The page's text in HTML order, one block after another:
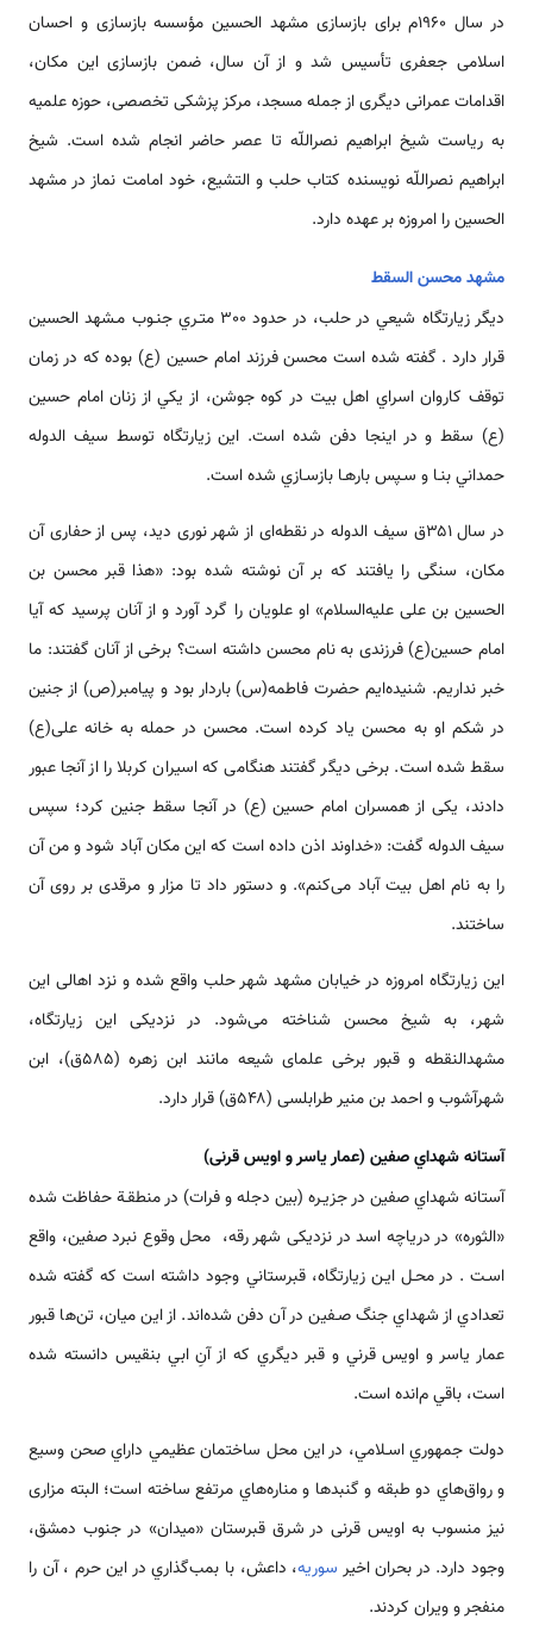
در سال ١٩6٠م برای بازسازی مشهد الحسین مؤسسه بازسازی و احسان
اسلامی جعفری تأسیس شد و از آن سال، ضمن بازسازی این مکان،
اقدامات عمرانی دیگری از جمله مسجد، مرکز پزشکی تخصصی، حوزه علمیه
به ریاست شیخ ابراهیم نصراللّه تا عصر حاضر انجام شده ‌‌‌‌است. شیخ
ابراهیم نصراللّه نویسنده کتاب حلب و التشیع، خود امامت نماز در مشهد
الحسین را امروزه بر عهده دارد.
مشهد محسن السقط
ديگر زيارتگاه شيعي در حلب، در حدود 300 متـري جنـوب مـشهد الحسين
قرار دارد . گفته شده ‌‌‌‌است محسن فرزند امام حسين (ع) بوده كه در زمان
توقف كاروان اسراي اهل بيت در كوه جوشن، از يكي از زنان امام حسين
(ع) سقط و در اينجا دفن شده ‌‌‌‌است. اين زيارتگاه توسط سيف الدوله
حمداني بنـا و سـپس بارهـا بازسـازي شده ‌‌‌‌است.
در سال ۳۵۱ق سیف الدوله در نقطه‌ای از شهر نوری دید، پس از حفاری آن
مکان، سنگی را یافتند که بر آن نوشته شده بود: «هذا قبر محسن بن
الحسین بن علی علیه‌السلام» او علویان را گرد آورد و از آنان پرسید که آیا
امام حسین(ع) فرزندی به نام محسن داشته ‌‌‌‌است؟ برخی از آنان گفتند: ما
خبر نداریم. شنیده‌ایم حضرت فاطمه(س) باردار بود و پیامبر(ص) از جنین
در شکم او به محسن یاد کرده ‌‌‌‌است. محسن در حمله به خانه علی(ع)
سقط شده ‌‌‌‌است. برخی دیگر گفتند هنگامی که اسیران کربلا را از آنجا عبور
دادند، یکی از همسران امام حسین (ع) در آنجا سقط جنین کرد؛ سپس
سیف الدوله گفت: «خداوند اذن داده ‌‌‌‌است که این مکان آباد شود و من آن
را به نام اهل بیت آباد می‌کنم». و دستور داد تا مزار و مرقدی بر روی آن
ساختند.
این زیارتگاه امروزه در خیابان مشهد شهر حلب واقع شده و نزد ا‌‌هالی این
شهر، به شیخ محسن شناخته می‌شود. در نزدیکی این زیارتگاه،
مشهدالنقطه و قبور برخی علمای شیعه مانند ابن زهره (۵۸۵ق)، ابن
شهرآشوب و احمد بن منیر طرابلسی (۵۴۸ق) قرار دارد.
آستانه شهداي صفين (عمار یاسر و اویس قرنی)
آستانه شهداي صفين در جزيـره (بین دجله و فرات) در منطقـة حفاظت شده
«الثوره» در درياچه اسد در نزدیکی شهر رقه، محل وقوع نبرد صفین، واقع
اسـت . در محـل ايـن زيارتگاه، قبرستاني وجود داشته ‌‌‌‌است كه گفته شده
تعدادي از شهداي جنگ صـفين در آن دفن شده­‌‌‌‌‌اند. از اين ميان، تن‌‌ها قبور
عمار ياسر و اويس قرني و قبر ديگري كه از آنِ ابي بنقيس دانسته شده
‌‌‌‌است، باقي م‌‌‌‌‌انده ‌‌‌‌است.
دولت جمهوري اسـلامي، در اين محل ساختمان عظيمي داراي صحن وسيع
و رواق‌‌هاي دو طبقه و گنبد‌‌ها و مناره­‌‌هاي مرتفع ساخته ‌‌‌‌است؛ البته مزاری
نیز منسوب به اویس قرنی در شرق قبرستان «میدان» در جنوب دمشق،
وجود دارد. در بحران اخیر سوریه، داعش، با بمب‌گذاري در این حرم ، آن را
منفجر و ويران كردند.